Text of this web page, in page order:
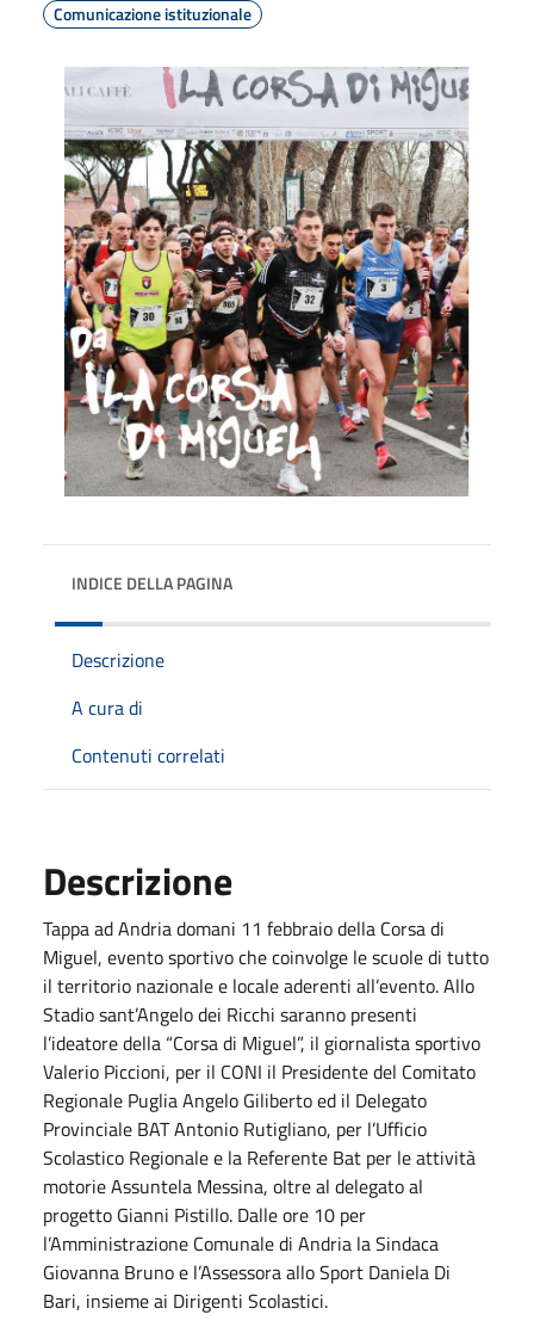
Comunicazione istituzionale
INDICE DELLA PAGINA
Descrizione
A cura di
Contenuti correlati
Descrizione
Tappa ad Andria domani 11 febbraio della Corsa di
Miguel, evento sportivo che coinvolge le scuole di tutto
il territorio nazionale e locale aderenti all’evento. Allo
Stadio sant’Angelo dei Ricchi saranno presenti
l’ideatore della “Corsa di Miguel”, il giornalista sportivo
Valerio Piccioni, per il CONI il Presidente del Comitato
Regionale Puglia Angelo Giliberto ed il Delegato
Provinciale BAT Antonio Rutigliano, per l’Ufficio
Scolastico Regionale e la Referente Bat per le attività
motorie Assuntela Messina, oltre al delegato al
progetto Gianni Pistillo. Dalle ore 10 per
l’Amministrazione Comunale di Andria la Sindaca
Giovanna Bruno e l’Assessora allo Sport Daniela Di
Bari, insieme ai Dirigenti Scolastici.